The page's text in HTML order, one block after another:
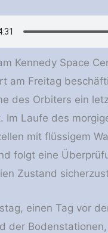
Kennedy Space
am Freitag
des Orbiters ein
Im Laufe des
mit flüssigem
folgt eine
Zustand
einen Tag vor
der